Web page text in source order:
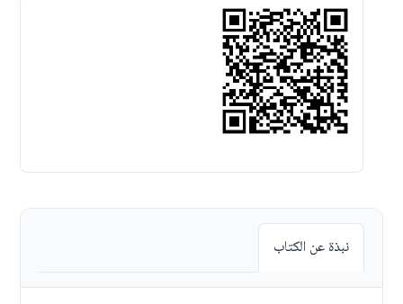
نبذة عن الكتاب